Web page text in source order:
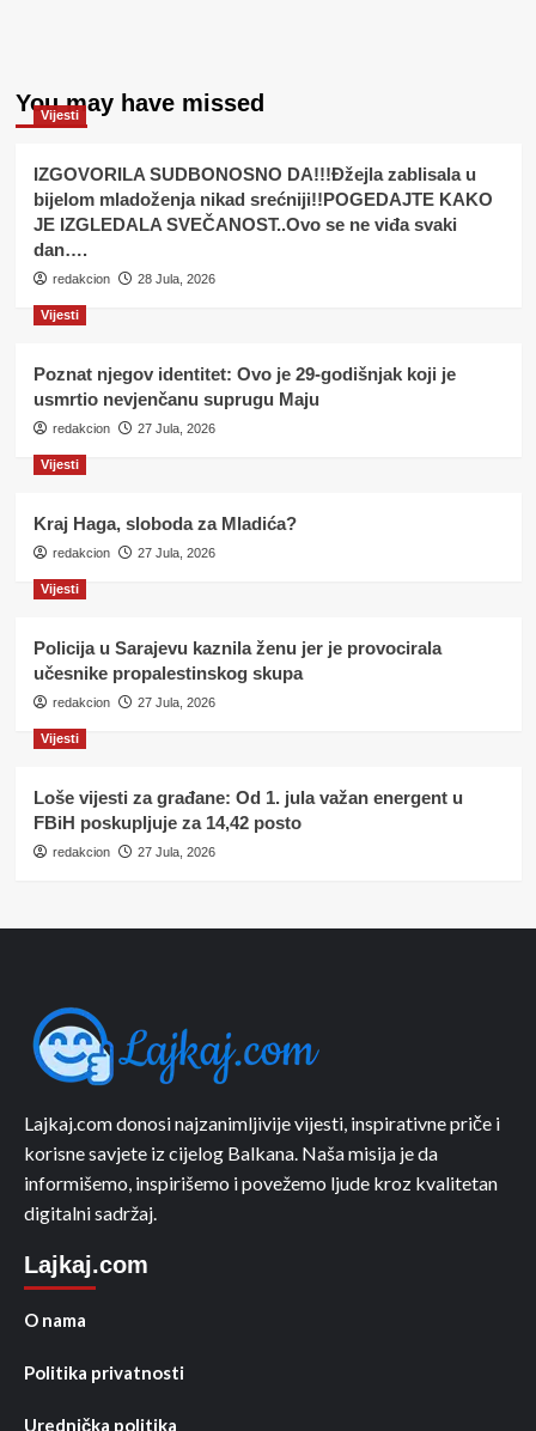
You may have missed
Vijesti
IZGOVORILA SUDBONOSNO DA!!!Đžejla zablisala u
bijelom mladoženja nikad srećniji!!POGEDAJTE KAKO
JE IZGLEDALA SVEČANOST..Ovo se ne viđa svaki
dan….
redakcion 28 Jula, 2026
Vijesti
Poznat njegov identitet: Ovo je 29-godišnjak koji je
usmrtio nevjenčanu suprugu Maju
redakcion 27 Jula, 2026
Vijesti
Kraj Haga, sloboda za Mladića?
redakcion 27 Jula, 2026
Vijesti
Policija u Sarajevu kaznila ženu jer je provocirala
učesnike propalestinskog skupa
redakcion 27 Jula, 2026
Vijesti
Loše vijesti za građane: Od 1. jula važan energent u
FBiH poskupljuje za 14,42 posto
redakcion 27 Jula, 2026
Lajkaj.com donosi najzanimljivije vijesti, inspirativne priče i
korisne savjete iz cijelog Balkana. Naša misija je da
informišemo, inspirišemo i povežemo ljude kroz kvalitetan
digitalni sadržaj.
Lajkaj.com
O nama
Politika privatnosti
Urednička politika